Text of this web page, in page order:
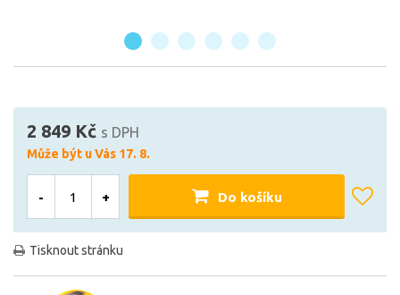
2 849 Kč s DPH
Může být u Vás 17. 8.
- + Do košíku
Tisknout stránku